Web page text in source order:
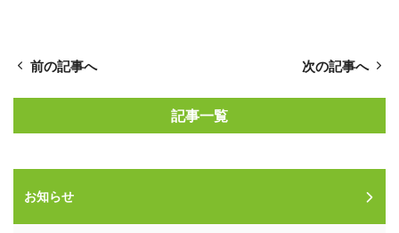
前の記事へ 次の記事へ
記事一覧
お知らせ